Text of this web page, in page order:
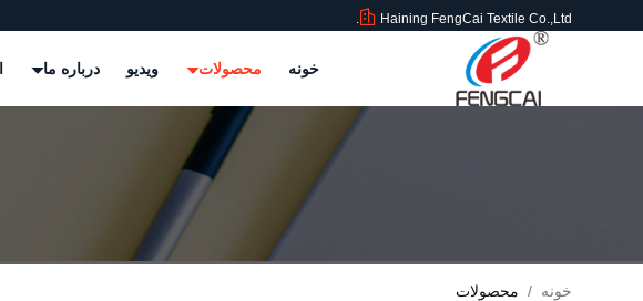
Haining FengCai Textile Co.,Ltd.
خونه محصولات ویدیو درباره ما
خونه / محصولات